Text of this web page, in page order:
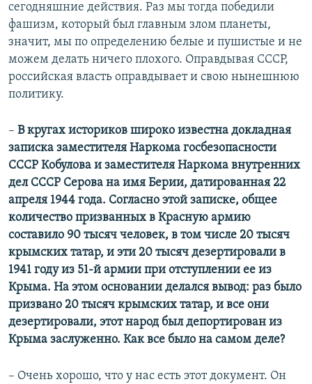
сегодняшние действия. Раз мы тогда победили
фашизм, который был главным злом планеты,
значит, мы по определению белые и пушистые и не
можем делать ничего плохого. Оправдывая СССР,
российская власть оправдывает и свою нынешнюю
политику.
– В кругах историков широко известна докладная
записка заместителя Наркома госбезопасности
СССР Кобулова и заместителя Наркома внутренних
дел СССР Серова на имя Берии, датированная 22
апреля 1944 года. Согласно этой записке, общее
количество призванных в Красную армию
составило 90 тысяч человек, в том числе 20 тысяч
крымских татар, и эти 20 тысяч дезертировали в
1941 году из 51-й армии при отступлении ее из
Крыма. На этом основании делался вывод: раз было
призвано 20 тысяч крымских татар, и все они
дезертировали, этот народ был депортирован из
Крыма заслуженно. Как все было на самом деле?
– Очень хорошо, что у нас есть этот документ. Он